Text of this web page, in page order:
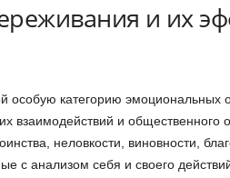
и их
особую категорию
взаимодействий и
неловкости, виновности,
с анализом себя и своего